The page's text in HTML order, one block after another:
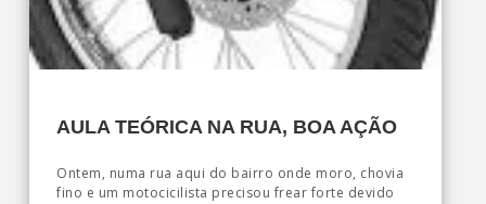
AULA TEÓRICA NA RUA, BOA AÇÃO
Ontem, numa rua aqui do bairro onde moro, chovia
fino e um motocicilista precisou frear forte devido